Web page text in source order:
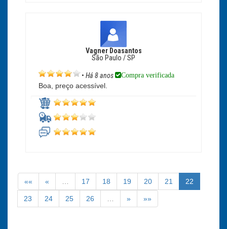
Vagner Doasantos
São Paulo / SP
• Há 8 anos Compra verificada
Boa, preço acessível.
«« « 17 18 19 20 21 22
23 24 25 26 » »»